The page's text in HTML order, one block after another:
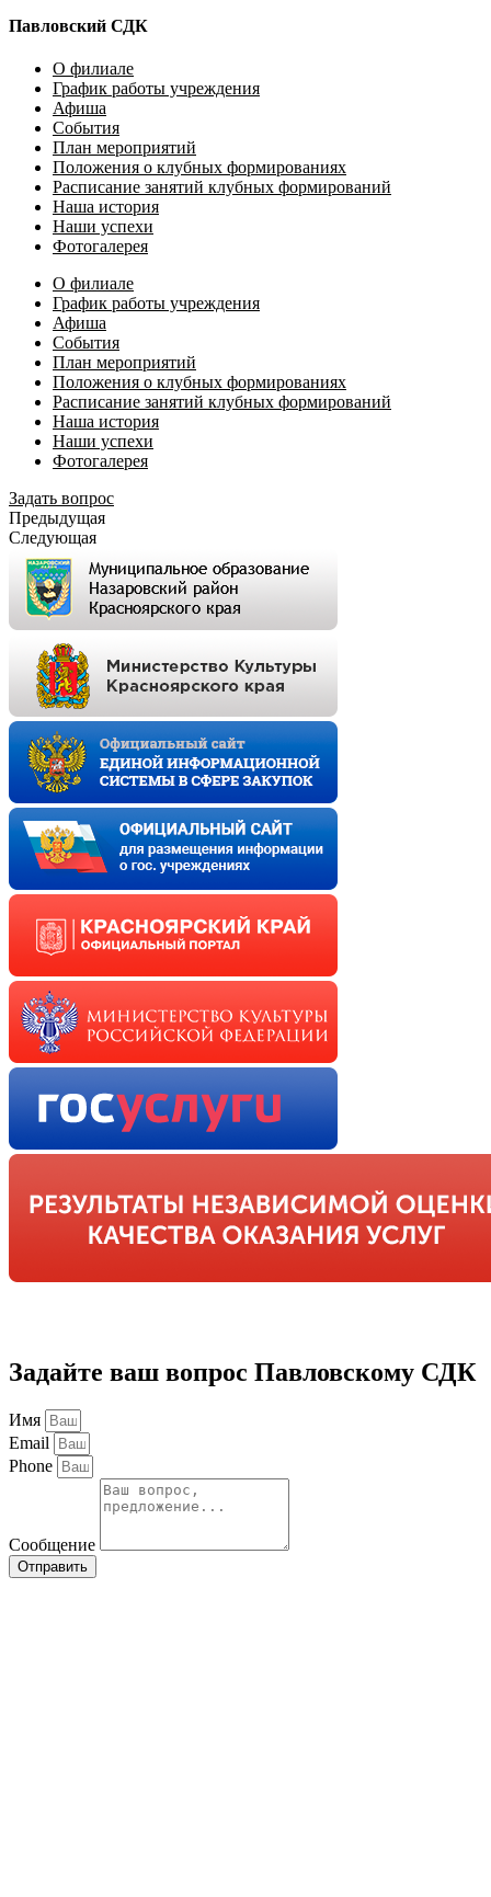
Павловский СДК
О филиале
График работы учреждения
Афиша
События
План мероприятий
Положения о клубных формированиях
Расписание занятий клубных формирований
Наша история
Наши успехи
Фотогалерея
О филиале
График работы учреждения
Афиша
События
План мероприятий
Положения о клубных формированиях
Расписание занятий клубных формирований
Наша история
Наши успехи
Фотогалерея
Задать вопрос
Предыдущая
Следующая
Задайте ваш вопрос Павловскому СДК
Имя
Email
Phone
Сообщение
Отправить